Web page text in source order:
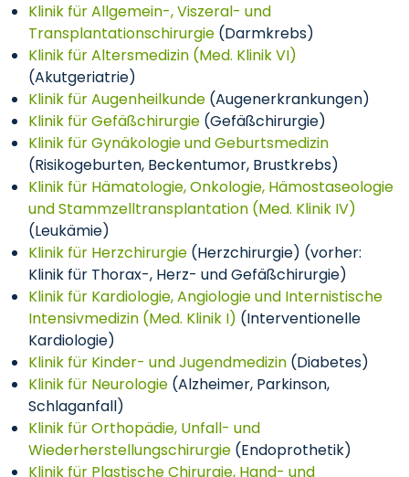
Klinik für Allgemein-, Viszeral- und
Transplantationschirurgie (Darmkrebs)
Klinik für Altersmedizin (Med. Klinik VI)
(Akutgeriatrie)
Klinik für Augenheilkunde (Augenerkrankungen)
Klinik für Gefäßchirurgie (Gefäßchirurgie)
Klinik für Gynäkologie und Geburtsmedizin
(Risikogeburten, Beckentumor, Brustkrebs)
Klinik für Hämatologie, Onkologie, Hämostaseologie
und Stammzelltransplantation (Med. Klinik IV)
(Leukämie)
Klinik für Herzchirurgie (Herzchirurgie) (vorher:
Klinik für Thorax-, Herz- und Gefäßchirurgie)
Klinik für Kardiologie, Angiologie und Internistische
Intensivmedizin (Med. Klinik I) (Interventionelle
Kardiologie)
Klinik für Kinder- und Jugendmedizin (Diabetes)
Klinik für Neurologie (Alzheimer, Parkinson,
Schlaganfall)
Klinik für Orthopädie, Unfall- und
Wiederherstellungschirurgie (Endoprothetik)
Klinik für Plastische Chirurgie, Hand- und